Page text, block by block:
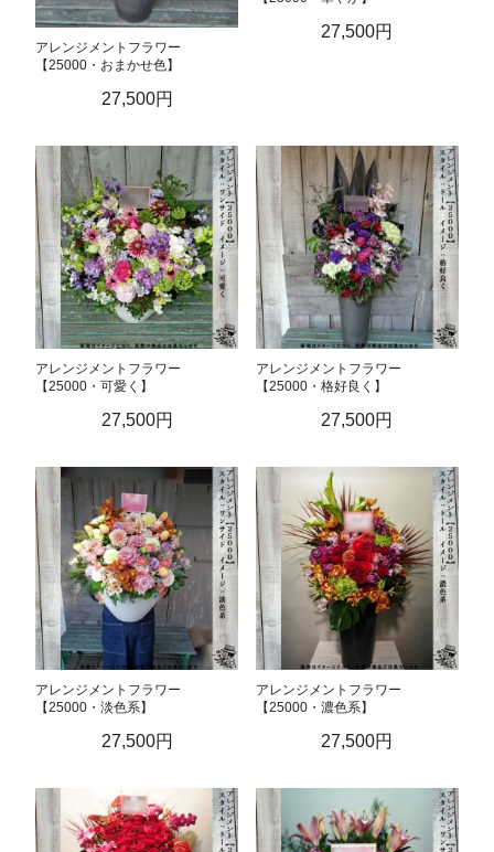
アレンジメントフラワー
【25000・おまかせ色】
27,500円
27,500円
アレンジメントフラワー
【25000・可愛く】
27,500円
アレンジメントフラワー
【25000・格好良く】
27,500円
アレンジメントフラワー
【25000・淡色系】
27,500円
アレンジメントフラワー
【25000・濃色系】
27,500円